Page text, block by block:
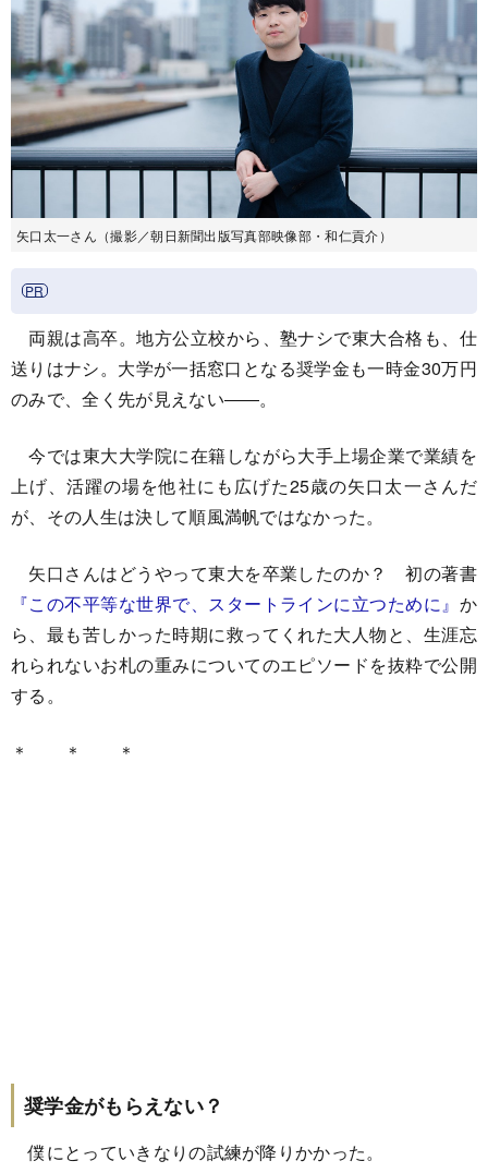
矢口太一さん（撮影／朝日新聞出版写真部映像部・和仁貢介）
両親は高卒。地方公立校から、塾ナシで東大合格も、仕
送りはナシ。大学が一括窓口となる奨学金も一時金30万円
のみで、全く先が見えない――。
今では東大大学院に在籍しながら大手上場企業で業績を
上げ、活躍の場を他社にも広げた25歳の矢口太一さんだ
が、その人生は決して順風満帆ではなかった。
矢口さんはどうやって東大を卒業したのか？ 初の著書
『この不平等な世界で、スタートラインに立つために』 か
ら、最も苦しかった時期に救ってくれた大人物と、生涯忘
れられないお札の重みについてのエピソードを抜粋で公開
する。
＊ ＊ ＊
奨学金がもらえない？
僕にとっていきなりの試練が降りかかった。